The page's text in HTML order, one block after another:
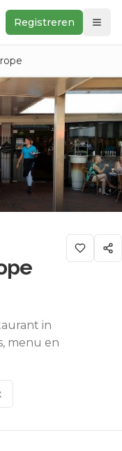
Registreren
in
menu en